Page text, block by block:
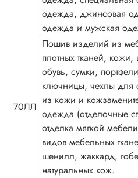
одежда, джинсовая
одежда и мужская
70ЛЛ
Пошив изделий из
плотных тканей,
обувь, сумки,
ключницы, чехлы для
из кожи и
одежда (отделочные
отделка мягкой
видов мебельных
шенилл, жаккард,
натуральных кож.